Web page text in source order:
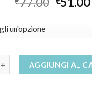
AGGIUNGI AL